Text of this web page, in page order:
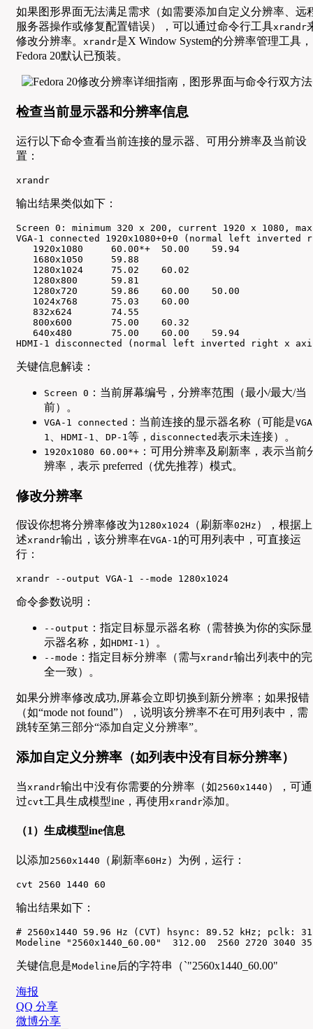
如果图形界面无法满足需求（如需要添加自定义分辨率、远
服务器操作或修复配置错误），可以通过命令行工具xrandr
修改分辨率。 xrandr是X Window System的分辨率管理工具，
Fedora 20默认已预装。
检查当前显示器和分辨率信息
运行以下命令查看当前连接的显示器、可用分辨率及当前设
置：
xrandr
输出结果类似如下：
Screen 0: minimum 320 x 200, current 1920 x 1080,
VGA-1 connected 1920x1080+0+0 (normal left
   1920x1080     60.00*+  50.00    59.94
   1680x1050     59.88
   1280x1024     75.02    60.02
   1280x800      59.81
   1280x720      59.86    60.00    50.00
   1024x768      75.03    60.00
   832x624       74.55
   800x600       75.00    60.32
   640x480       75.00    60.00    59.94
HDMI-1 disconnected (normal left inverted right x
关键信息解读：
Screen 0 ：当前屏幕编号，分辨率范围（最小/最大/当
前）。
VGA-1 connected ：当前连接的显示器名称（可能是
1
HDMI-1 DP-1 等， disconnected表示未连接）。
1920x1080 60.00*+ ：可用分辨率及刷新率，表示当前
辨率，表示 preferred（优先推荐）模式。
修改分辨率
假设你想将分辨率修改为1280x1024 （刷新率02Hz ），根据上
述xrandr输出，该分辨率在VGA-1的可用列表中，可直接运
行：
xrandr --output VGA-1 --mode 1280x1024
命令参数说明：
--output ：指定目标显示器名称（需替换为你的实际显
示器名称，如HDMI-1 ）。
--mode ：指定目标分辨率（需与xrandr输出列表中的完
全一致）。
如果分辨率修改成功,屏幕会立即切换到新分辨率；如果报错
（如“mode not found”），说明该分辨率不在可用列表中，需
跳转至第三部分“添加自定义分辨率”。
添加自定义分辨率（如列表中没有目标分辨率）
当 xrandr输出中没有你需要的分辨率（如2560x1440 ），可通
过cvt工具生成模型ine，再使用 xrandr添加。
（1）生成模型ine信息
以添加2560x1440 （刷新率60Hz ）为例，运行：
cvt 2560 1440 60
输出结果如下：
# 2560x1440 59.96 Hz (CVT) hsync: 89.52 kHz; pclk:
Modeline "2560x1440_60.00"  312.00  2560 2720 3040
关键信息是Modeline 后的字符串（`"2560x1440_60.00"
海报
QQ 分享
微博分享